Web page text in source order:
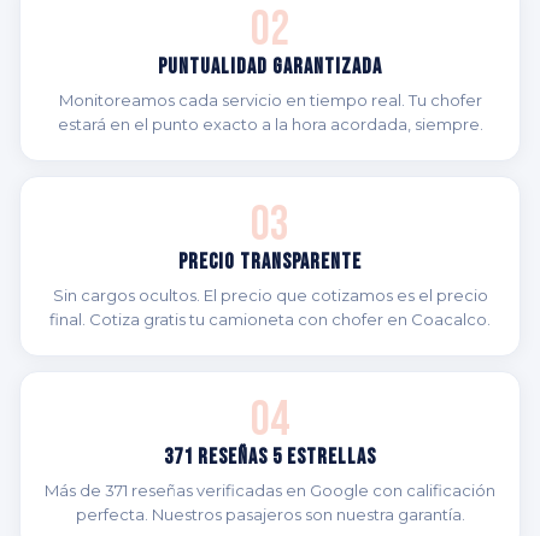
02
Puntualidad Garantizada
Monitoreamos cada servicio en tiempo real. Tu chofer
estará en el punto exacto a la hora acordada, siempre.
03
Precio Transparente
Sin cargos ocultos. El precio que cotizamos es el precio
final. Cotiza gratis tu camioneta con chofer en Coacalco.
04
371 Reseñas 5 Estrellas
Más de 371 reseñas verificadas en Google con calificación
perfecta. Nuestros pasajeros son nuestra garantía.